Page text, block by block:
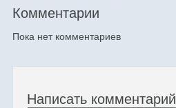
Комментарии
Пока нет комментариев
Написать комментарий